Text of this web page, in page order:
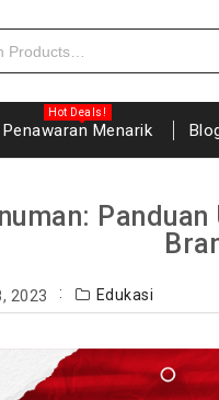
Penawaran Menarik
2023 Edukasi